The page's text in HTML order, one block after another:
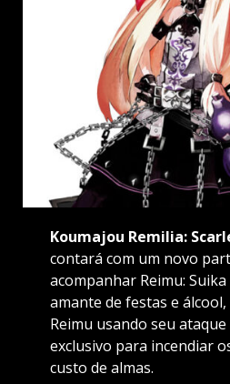
Koumajou Remilia:
contará com um novo
acompanhar Reimu: Suika
amante de festas e
Reimu usando seu
exclusivo para incendiar
custo de almas.